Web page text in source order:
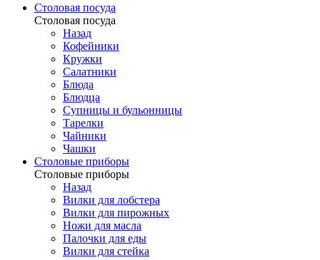
Столовая посуда
Столовая посуда
Назад
Кофейники
Кружки
Салатники
Блюда
Блюдца
Супницы и бульонницы
Тарелки
Чайники
Чашки
Cтоловые приборы
Cтоловые приборы
Назад
Вилки для лобстера
Вилки для пирожных
Ножи для масла
Палочки для еды
Вилки для стейка